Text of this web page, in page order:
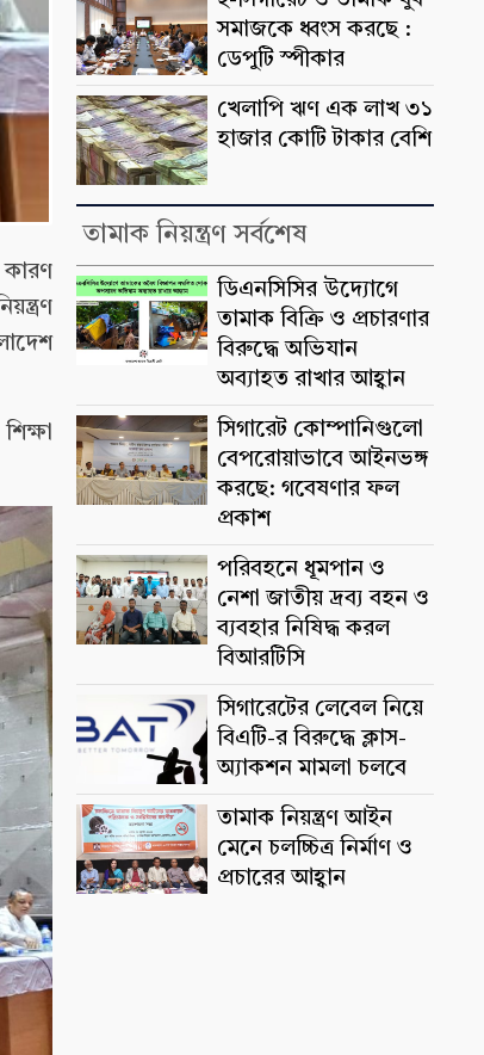
সমাজকে ধ্বংস করছে :
ডেপুটি স্পীকার
খেলাপি ঋণ এক লাখ ৩১
হাজার কোটি টাকার বেশি
তামাক নিয়ন্ত্রণ সর্বশেষ
ডিএনসিসির উদ্যোগে
তামাক বিক্রি ও প্রচারণার
বিরুদ্ধে অভিযান
অব্যাহত রাখার আহ্বান
সিগারেট কোম্পানিগুলো
বেপরোয়াভাবে আইনভঙ্গ
করছে: গবেষণার ফল
প্রকাশ
পরিবহনে ধূমপান ও
নেশা জাতীয় দ্রব্য বহন ও
ব্যবহার নিষিদ্ধ করল
বিআরটিসি
সিগারেটের লেবেল নিয়ে
বিএটি-র বিরুদ্ধে ক্লাস-
অ্যাকশন মামলা চলবে
তামাক নিয়ন্ত্রণ আইন
মেনে চলচ্চিত্র নির্মাণ ও
প্রচারের আহ্বান